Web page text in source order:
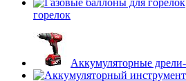
горелок
Аккумуляторные